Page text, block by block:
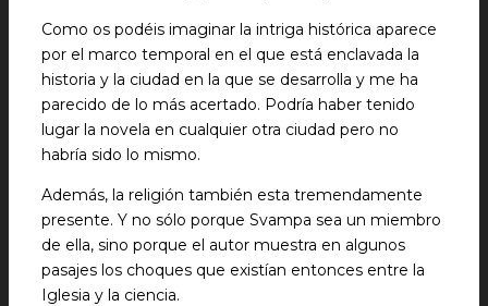
Como os podéis imaginar la intriga histórica aparece
por el marco temporal en el que está enclavada la
historia y la ciudad en la que se desarrolla y me ha
parecido de lo más acertado. Podría haber tenido
lugar la novela en cualquier otra ciudad pero no
habría sido lo mismo.
Además, la religión también esta tremendamente
presente. Y no sólo porque Svampa sea un miembro
de ella, sino porque el autor muestra en algunos
pasajes los choques que existían entonces entre la
Iglesia y la ciencia.